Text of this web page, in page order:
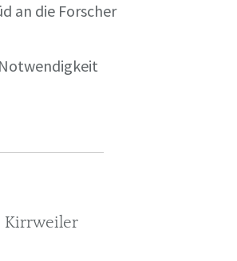
an die Forscher
Kirrweiler